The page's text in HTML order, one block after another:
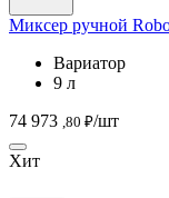
Миксер ручной
Вариатор
9 л
74 973 ,80 ₽/шт
Хит